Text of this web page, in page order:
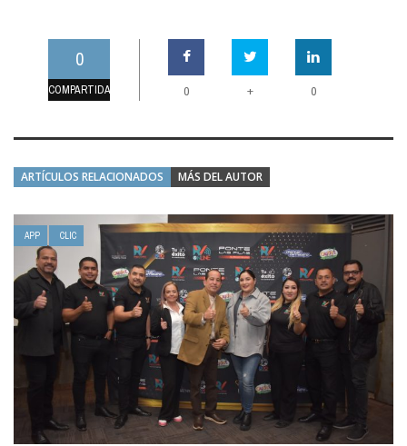
0
COMPARTIDAS 0 + 0
ARTÍCULOS RELACIONADOS MÁS DEL AUTOR
APP CLIC